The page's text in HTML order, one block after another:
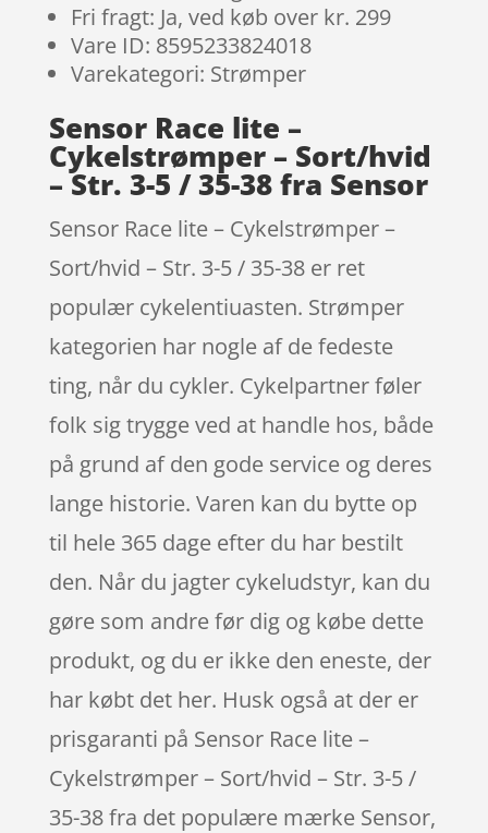
Fri fragt: Ja, ved køb over kr. 299
Vare ID: 8595233824018
Varekategori: Strømper
Sensor Race lite –
Cykelstrømper – Sort/hvid
– Str. 3-5 / 35-38 fra Sensor
Sensor Race lite – Cykelstrømper –
Sort/hvid – Str. 3-5 / 35-38 er ret
populær cykelentiuasten. Strømper
kategorien har nogle af de fedeste
ting, når du cykler. Cykelpartner føler
folk sig trygge ved at handle hos, både
på grund af den gode service og deres
lange historie. Varen kan du bytte op
til hele 365 dage efter du har bestilt
den. Når du jagter cykeludstyr, kan du
gøre som andre før dig og købe dette
produkt, og du er ikke den eneste, der
har købt det her. Husk også at der er
prisgaranti på Sensor Race lite –
Cykelstrømper – Sort/hvid – Str. 3-5 /
35-38 fra det populære mærke Sensor,